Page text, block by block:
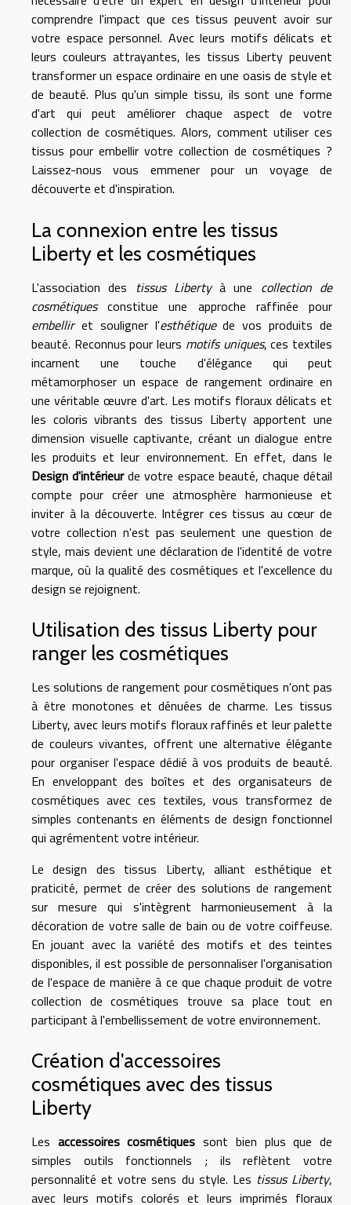
comprendre l'impact que ces tissus peuvent avoir sur
votre espace personnel. Avec leurs motifs délicats et
leurs couleurs attrayantes, les tissus Liberty peuvent
transformer un espace ordinaire en une oasis de style et
de beauté. Plus qu'un simple tissu, ils sont une forme
d'art qui peut améliorer chaque aspect de votre
collection de cosmétiques. Alors, comment utiliser ces
tissus pour embellir votre collection de cosmétiques ?
Laissez-nous vous emmener pour un voyage de
découverte et d'inspiration.
La connexion entre les tissus
Liberty et les cosmétiques
L'association des tissus Libertyà une collection de
cosmétiquesconstitue une approche raffinée pour
embelliret souligner l'esthétiquede vos produits de
beauté. Reconnus pour leurs motifs uniques, ces textiles
incarnent une touche d'élégance qui peut
métamorphoser un espace de rangement ordinaire en
une véritable œuvre d'art. Les motifs floraux délicats et
les coloris vibrants des tissus Liberty apportent une
dimension visuelle captivante, créant un dialogue entre
les produits et leur environnement. En effet, dans le
Design d'intérieurde votre espace beauté, chaque détail
compte pour créer une atmosphère harmonieuse et
inviter à la découverte. Intégrer ces tissus au cœur de
votre collection n'est pas seulement une question de
style, mais devient une déclaration de l'identité de votre
marque, où la qualité des cosmétiques et l'excellence du
design se rejoignent.
Utilisation des tissus Liberty pour
ranger les cosmétiques
Les solutions de rangement pour cosmétiques n'ont pas
à être monotones et dénuées de charme. Les tissus
Liberty, avec leurs motifs floraux raffinés et leur palette
de couleurs vivantes, offrent une alternative élégante
pour organiser l'espace dédié à vos produits de beauté.
En enveloppant des boîtes et des organisateurs de
cosmétiques avec ces textiles, vous transformez de
simples contenants en éléments de design fonctionnel
qui agrémentent votre intérieur.
Le design des tissus Liberty, alliant esthétique et
praticité, permet de créer des solutions de rangement
sur mesure qui s'intègrent harmonieusement à la
décoration de votre salle de bain ou de votre coiffeuse.
En jouant avec la variété des motifs et des teintes
disponibles, il est possible de personnaliser l'organisation
de l'espace de manière à ce que chaque produit de votre
collection de cosmétiques trouve sa place tout en
participant à l'embellissement de votre environnement.
Création d'accessoires
cosmétiques avec des tissus
Liberty
Les accessoires cosmétiques sont bien plus que de
simples outils fonctionnels ; ils reflètent votre
personnalité et votre sens du style. Les tissus Liberty,
avec leurs motifs colorés et leurs imprimés floraux